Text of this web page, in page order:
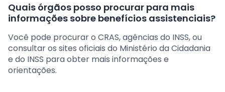
Quais órgãos posso procurar para mais
informações sobre benefícios assistenciais?
Você pode procurar o CRAS, agências do INSS, ou
consultar os sites oficiais do Ministério da Cidadania
e do INSS para obter mais informações e
orientações.